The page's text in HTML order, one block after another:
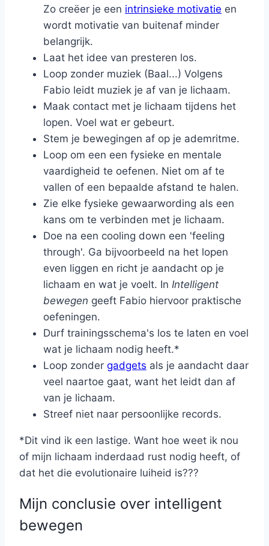
Zo creëer je een intrinsieke motivatie en
wordt motivatie van buitenaf minder
belangrijk.
Laat het idee van presteren los.
Loop zonder muziek (Baal...) Volgens
Fabio leidt muziek je af van je lichaam.
Maak contact met je lichaam tijdens het
lopen. Voel wat er gebeurt.
Stem je bewegingen af op je ademritme.
Loop om een een fysieke en mentale
vaardigheid te oefenen. Niet om af te
vallen of een bepaalde afstand te halen.
Zie elke fysieke gewaarwording als een
kans om te verbinden met je lichaam.
Doe na een cooling down een 'feeling
through'. Ga bijvoorbeeld na het lopen
even liggen en richt je aandacht op je
lichaam en wat je voelt. In Intelligent
bewegen geeft Fabio hiervoor praktische
oefeningen.
Durf trainingsschema's los te laten en voel
wat je lichaam nodig heeft.*
Loop zonder gadgets als je aandacht daar
veel naartoe gaat, want het leidt dan af
van je lichaam.
Streef niet naar persoonlijke records.
*Dit vind ik een lastige. Want hoe weet ik nou
of mijn lichaam inderdaad rust nodig heeft, of
dat het die evolutionaire luiheid is???
Mijn conclusie over intelligent
bewegen